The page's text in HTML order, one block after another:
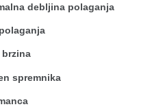
debljina polaganja
brzina
spremnika